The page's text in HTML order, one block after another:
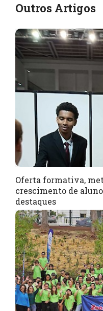
Outros Artigos
Oferta formativa,
crescimento de
destaques